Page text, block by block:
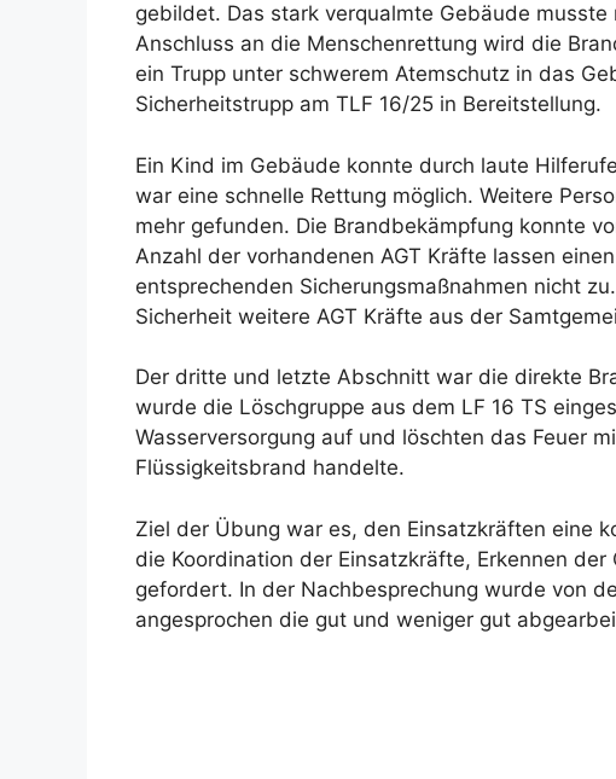
gebildet. Das stark verqualmte Gebäude
Anschluss an die Menschenrettung wird die
ein Trupp unter schwerem Atemschutz in das
Sicherheitstrupp am TLF 16/25 in Bereitstellung.
Ein Kind im Gebäude konnte durch laute
war eine schnelle Rettung möglich. Weitere
mehr gefunden. Die Brandbekämpfung konnte
Anzahl der vorhandenen AGT Kräfte lassen
entsprechenden Sicherungsmaßnahmen nicht
Sicherheit weitere AGT Kräfte aus der
Der dritte und letzte Abschnitt war die direkte
wurde die Löschgruppe aus dem LF 16 TS
Wasserversorgung auf und löschten das Feuer
Flüssigkeitsbrand handelte.
Ziel der Übung war es, den Einsatzkräften eine
die Koordination der Einsatzkräfte, Erkennen
gefordert. In der Nachbesprechung wurde von
angesprochen die gut und weniger gut